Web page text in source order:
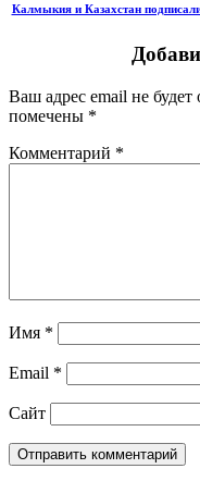
Калмыкия и Казахстан
Ваш адрес email не будет
помечены *
Комментарий *
Имя *
Email *
Сайт